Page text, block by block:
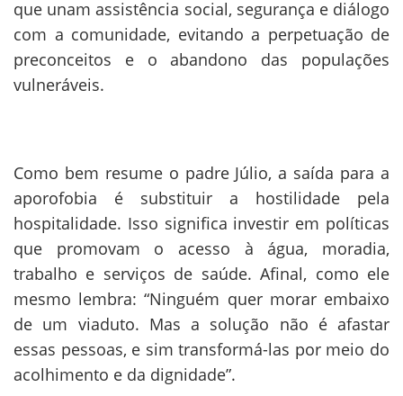
que unam assistência social, segurança e diálogo
com a comunidade, evitando a perpetuação de
preconceitos e o abandono das populações
vulneráveis.
Como bem resume o padre Júlio, a saída para a
aporofobia é substituir a hostilidade pela
hospitalidade. Isso significa investir em políticas
que promovam o acesso à água, moradia,
trabalho e serviços de saúde. Afinal, como ele
mesmo lembra: “Ninguém quer morar embaixo
de um viaduto. Mas a solução não é afastar
essas pessoas, e sim transformá-las por meio do
acolhimento e da dignidade”.